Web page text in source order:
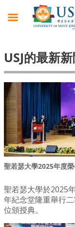
USJ的最新
聖若瑟大學2025年度
聖若瑟大學於2025
年紀念堂隆重舉行
位頒授典。